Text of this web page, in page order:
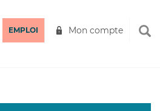
EMPLOI Mon compte